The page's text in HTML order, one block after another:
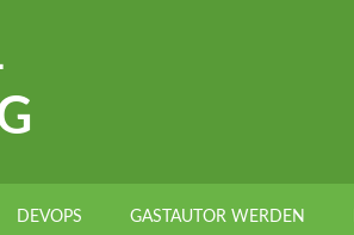
DEVOPS GASTAUTOR WERDEN